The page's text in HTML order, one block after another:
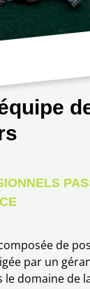
de
par un
le domaine de